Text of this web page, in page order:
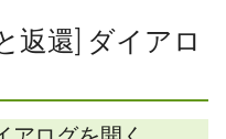
返還] ダイアロ